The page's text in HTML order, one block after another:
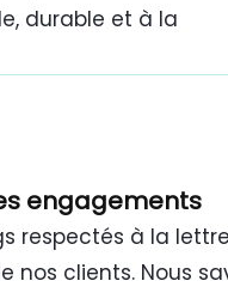
durable et à la
Tunisie
engagements
respectés à la
nos clients. Nous